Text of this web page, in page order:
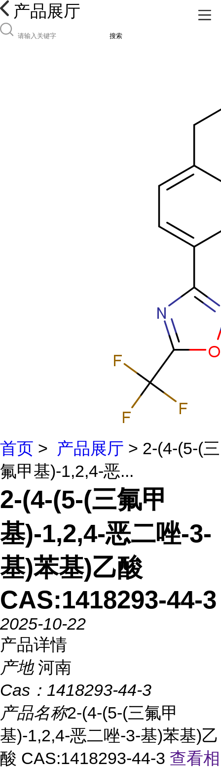
产品展厅
搜索
首页 > 产品展厅 > 2-(4-(5-(三
氟甲基)-1,2,4-恶...
2-(4-(5-(三氟甲
基)-1,2,4-恶二唑-3-
基)苯基)乙酸
CAS:1418293-44-3
2025-10-22
产品详情
产地 河南
Cas： 1418293-44-3
产品名称2-(4-(5-(三氟甲
基)-1,2,4-恶二唑-3-基)苯基)乙
酸 CAS:1418293-44-3 查看相